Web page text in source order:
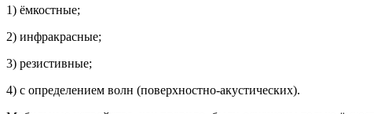
1) ёмкостные;
2) инфракрасные;
3) резистивные;
4) c определением волн (поверхностно-акустических).